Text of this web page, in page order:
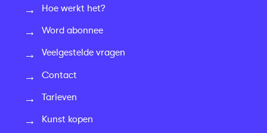
Hoe werkt het?
Word abonnee
Veelgestelde vragen
Contact
Tarieven
Kunst kopen